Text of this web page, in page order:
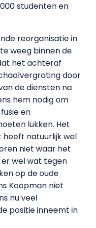
studenten en
reorganisatie in
weeg binnen de
het achteraf
door
de diensten na
hem nodig om
en
lukken. Het
heeft natuurlijk wel
niet waar het
er wel wat tegen
op de oude
Koopman niet
nu veel
positie inneemt in